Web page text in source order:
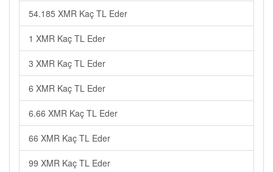
54.185 XMR Kaç TL Eder
1 XMR Kaç TL Eder
3 XMR Kaç TL Eder
6 XMR Kaç TL Eder
6.66 XMR Kaç TL Eder
66 XMR Kaç TL Eder
99 XMR Kaç TL Eder